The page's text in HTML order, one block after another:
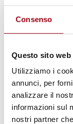
Consenso
Questo sito
Utilizziamo i
annunci, per
analizzare il
informazioni sul
nostri partner
2010 la
cinque
chiedendo
autorità
celermente
Vari fatti
frattempo